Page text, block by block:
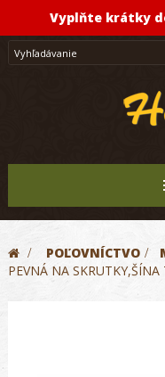
Vyplňte krátky
> POĽOVNÍCTVO >
PEVNÁ NA